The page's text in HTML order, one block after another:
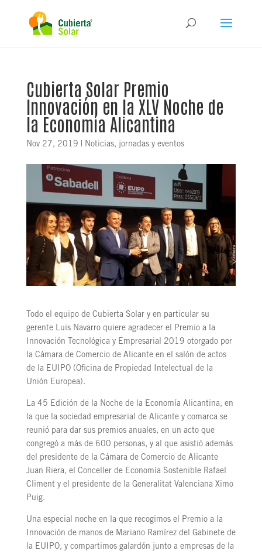
Cubierta Solar Premio
Innovación en la XLV Noche de
la Economía Alicantina
Nov 27, 2019 | Noticias, jornadas y eventos
Todo el equipo de Cubierta Solar y en particular su
gerente Luis Navarro quiere agradecer el Premio a la
Innovación Tecnológica y Empresarial 2019 otorgado por
la Cámara de Comercio de Alicante en el salón de actos
de la EUIPO (Oficina de Propiedad Intelectual de la
Unión Europea).
La 45 Edición de la Noche de la Economía Alicantina, en
la que la sociedad empresarial de Alicante y comarca se
reunió para dar sus premios anuales, en un acto que
congregó a más de 600 personas, y al que asistió además
del presidente de la Cámara de Comercio de Alicante
Juan Riera, el Conceller de Economía Sostenible Rafael
Climent y el presidente de la Generalitat Valenciana Ximo
Puig.
Una especial noche en la que recogimos el Premio a la
Innovación de manos de Mariano Ramírez del Gabinete de
la EUIPO, y compartimos galardón junto a empresas de la